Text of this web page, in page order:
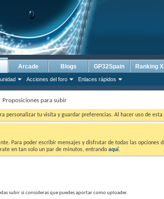
Acciones del foro Enlaces rápidos
Arcade Blogs GP32Spain Ranking
Proposiciones para subir
personalizar tu visita y guardar preferencias. Al hacer uso de
Para poder escribir mensajes y disfrutar de todas las
en tan solo un par de minutos, entrando aquí.
subir si consideras que puedes aportar como uploader.